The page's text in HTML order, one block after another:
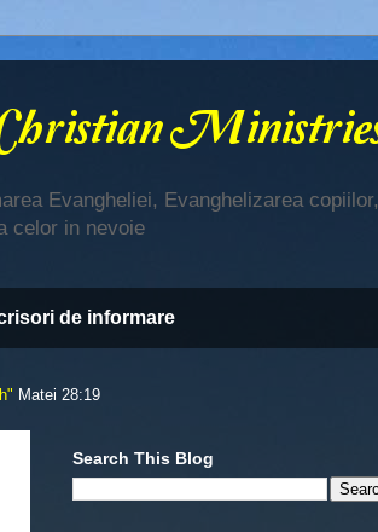
Evangheliei, Evanghelizarea copiilor,
celor in nevoie
de informare
Matei 28:19
Search This Blog